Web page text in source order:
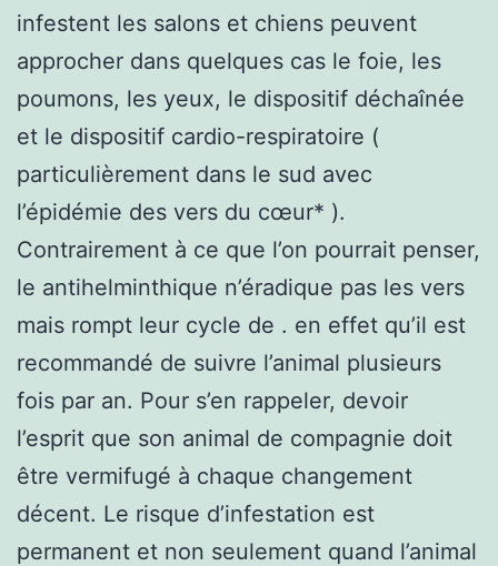
infestent les salons et chiens peuvent
approcher dans quelques cas le foie, les
poumons, les yeux, le dispositif déchaînée
et le dispositif cardio-respiratoire (
particulièrement dans le sud avec
l’épidémie des vers du cœur* ).
Contrairement à ce que l’on pourrait penser,
le antihelminthique n’éradique pas les vers
mais rompt leur cycle de . en effet qu’il est
recommandé de suivre l’animal plusieurs
fois par an. Pour s’en rappeler, devoir
l’esprit que son animal de compagnie doit
être vermifugé à chaque changement
décent. Le risque d’infestation est
permanent et non seulement quand l’animal